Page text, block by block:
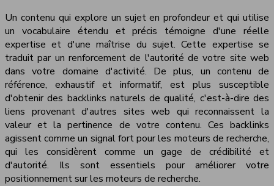
Un contenu qui explore un sujet en profondeur et qui utilise
un vocabulaire étendu et précis témoigne d'une réelle
expertise et d'une maîtrise du sujet. Cette expertise se
traduit par un renforcement de l'autorité de votre site web
dans votre domaine d'activité. De plus, un contenu de
référence, exhaustif et informatif, est plus susceptible
d'obtenir des backlinks naturels de qualité, c'est-à-dire des
liens provenant d'autres sites web qui reconnaissent la
valeur et la pertinence de votre contenu. Ces backlinks
agissent comme un signal fort pour les moteurs de recherche,
qui les considèrent comme un gage de crédibilité et
d'autorité. Ils sont essentiels pour améliorer votre
positionnement sur les moteurs de recherche.